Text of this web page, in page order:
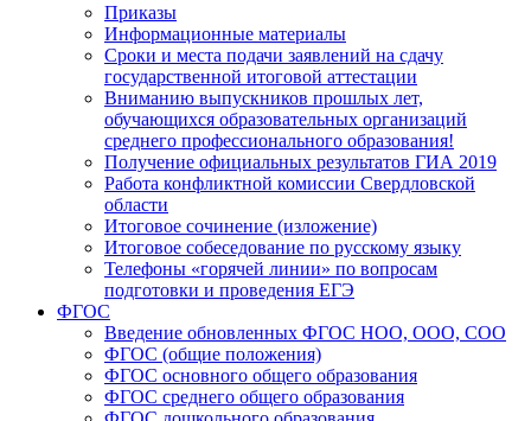
Приказы
Информационные материалы
Сроки и места подачи заявлений на сдачу
государственной итоговой аттестации
Вниманию выпускников прошлых лет,
обучающихся образовательных организаций
среднего профессионального образования!
Получение официальных результатов ГИА 2019
Работа конфликтной комиссии Свердловской
области
Итоговое сочинение (изложение)
Итоговое собеседование по русскому языку
Телефоны «горячей линии» по вопросам
подготовки и проведения ЕГЭ
ФГОС
Введение обновленных ФГОС НОО, ООО, СОО
ФГОС (общие положения)
ФГОС основного общего образования
ФГОС среднего общего образования